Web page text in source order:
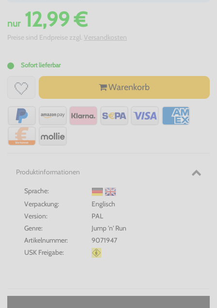
nur12,99 €
Preise sind Endpreise zzgl. Versandkosten
Sofort lieferbar
Warenkorb
Produktinformationen
Sprache:
Verpackung:
Englisch
Version:
PAL
Genre:
Jump 'n' Run
Artikelnummer:
9071947
USK Freigabe: